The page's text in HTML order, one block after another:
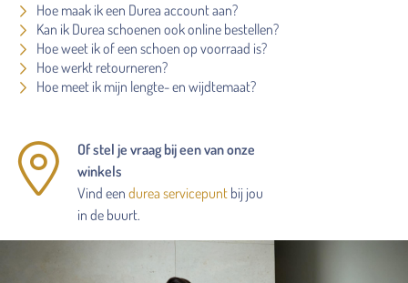
Hoe maak ik een Durea account aan?
Kan ik Durea schoenen ook online bestellen?
Hoe weet ik of een schoen op voorraad is?
Hoe werkt retourneren?
Hoe meet ik mijn lengte- en wijdtemaat?
Of stel je vraag bij een van onze
winkels
Vind een durea servicepunt bij jou
in de buurt.